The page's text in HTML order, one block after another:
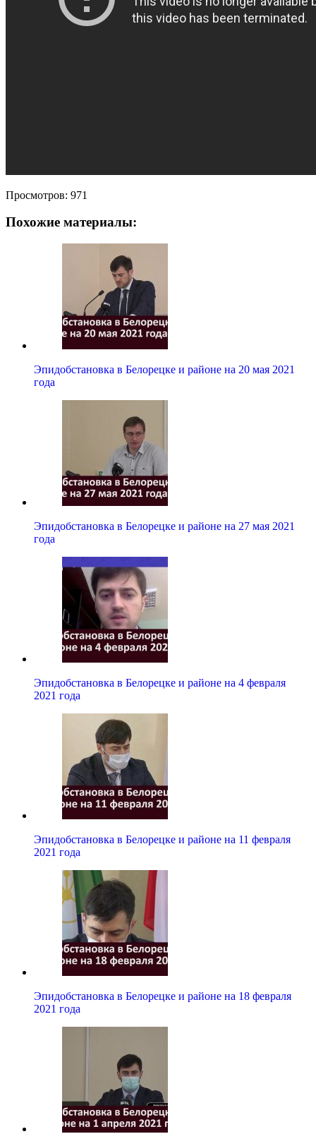
Просмотров: 971
Похожие материалы:
Эпидобстановка в Белорецке и районе на 20 мая 2021
года
Эпидобстановка в Белорецке и районе на 27 мая 2021
года
Эпидобстановка в Белорецке и районе на 4 февраля
2021 года
Эпидобстановка в Белорецке и районе на 11 февраля
2021 года
Эпидобстановка в Белорецке и районе на 18 февраля
2021 года